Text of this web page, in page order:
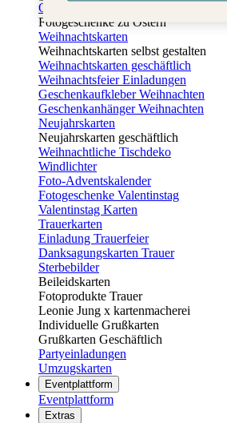
Osterkarten
Fotogeschenke zu Ostern
Weihnachtskarten
Weihnachtskarten selbst gestalten
Weihnachtskarten geschäftlich
Weihnachtsfeier Einladungen
Geschenkaufkleber Weihnachten
Geschenkanhänger Weihnachten
Neujahrskarten
Neujahrskarten geschäftlich
Weihnachtliche Tischdeko
Windlichter
Foto-Adventskalender
Fotogeschenke Valentinstag
Valentinstag Karten
Trauerkarten
Einladung Trauerfeier
Danksagungskarten Trauer
Sterbebilder
Beileidskarten
Fotoprodukte Trauer
Leonie Jung x kartenmacherei
Individuelle Grußkarten
Grußkarten Geschäftlich
Partyeinladungen
Umzugskarten
Eventplattform
Eventplattform
Extras